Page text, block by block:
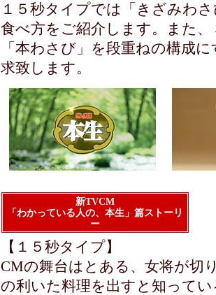
１５秒タイプでは「きざみわ
食べ方をご紹介します。また
「本わさび」を段重ねの構成
求致します。
新TVCM
「わかっている人の、本生」篇ストーリ
ー
【１５秒タイプ】
CMの舞台はとある、女将が切
の利いた料理を出すと知って